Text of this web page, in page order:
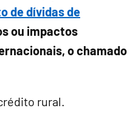
de dívidas de
ou impactos
o chamado
rural.